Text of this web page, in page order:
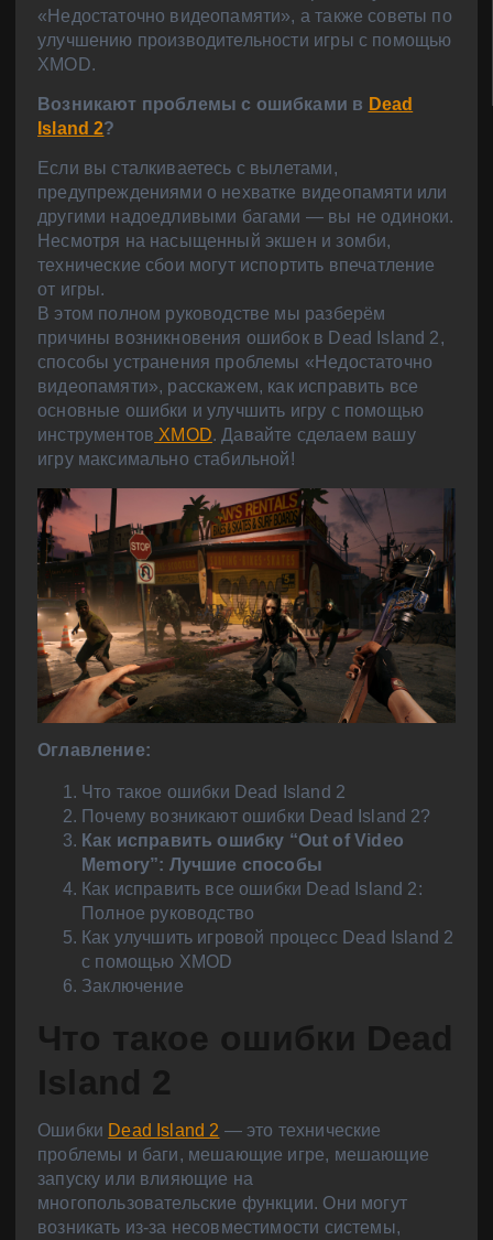
«Недостаточно видеопамяти», а также советы по
улучшению производительности игры с помощью
XMOD.
Возникают проблемы с ошибками в Dead
Island 2?
Если вы сталкиваетесь с вылетами,
предупреждениями о нехватке видеопамяти или
другими надоедливыми багами — вы не одиноки.
Несмотря на насыщенный экшен и зомби,
технические сбои могут испортить впечатление
от игры.
В этом полном руководстве мы разберём
причины возникновения ошибок в Dead Island 2,
способы устранения проблемы «Недостаточно
видеопамяти», расскажем, как исправить все
основные ошибки и улучшить игру с помощью
инструментов XMOD. Давайте сделаем вашу
игру максимально стабильной!
Оглавление:
Что такое ошибки Dead Island 2
Почему возникают ошибки Dead Island 2?
Как исправить ошибку “Out of Video
Memory”: Лучшие способы
Как исправить все ошибки Dead Island 2:
Полное руководство
Как улучшить игровой процесс Dead Island 2
с помощью XMOD
Заключение
Что такое ошибки Dead
Island 2
Ошибки Dead Island 2 — это технические
проблемы и баги, мешающие игре, мешающие
запуску или влияющие на
многопользовательские функции. Они могут
возникать из-за несовместимости системы,